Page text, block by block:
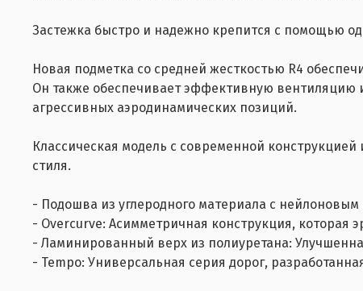
Застежка быстро и надежно крепится с помощью
Новая подметка со средней жесткостью R4
Он также обеспечивает эффективную
агрессивных аэродинамических позиций.
Классическая модель с современной
стиля.
- Подошва из углеродного материала с нейлоновым
- Overcurve: Асимметричная конструкция, которая
- Ламинированный верх из полиуретана:
- Tempo: Универсальная серия дорог,